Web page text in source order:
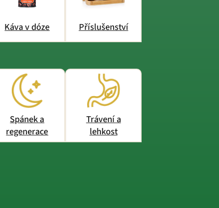
Káva v dóze Příslušenství
Spánek a
regenerace
Trávení a
lehkost